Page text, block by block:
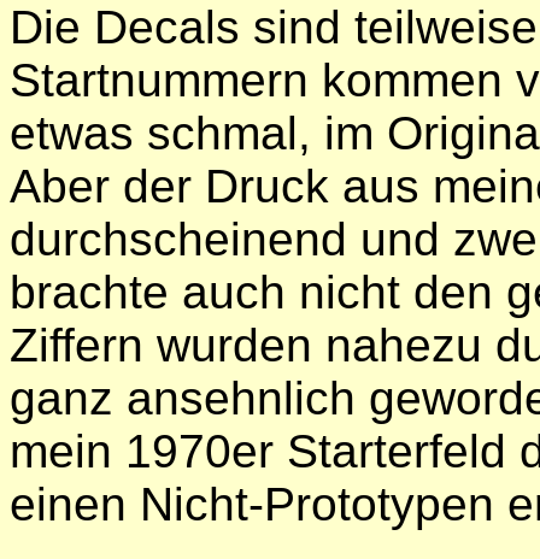
Die Decals sind
Startnummern kommen
etwas schmal, im
Aber der Druck aus
durchscheinend und
brachte auch nicht den
Ziffern wurden nahezu
ganz ansehnlich
mein 1970er Starterfeld
einen Nicht-Prototypen